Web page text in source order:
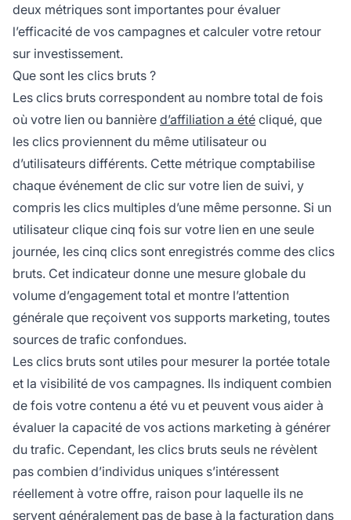
deux métriques sont importantes pour évaluer
l’efficacité de vos campagnes et calculer votre retour
sur investissement.
Que sont les clics bruts ?
Les clics bruts correspondent au nombre total de fois
où votre lien ou bannière d’affiliation a été cliqué, que
les clics proviennent du même utilisateur ou
d’utilisateurs différents. Cette métrique comptabilise
chaque événement de clic sur votre lien de suivi, y
compris les clics multiples d’une même personne. Si un
utilisateur clique cinq fois sur votre lien en une seule
journée, les cinq clics sont enregistrés comme des clics
bruts. Cet indicateur donne une mesure globale du
volume d’engagement total et montre l’attention
générale que reçoivent vos supports marketing, toutes
sources de trafic confondues.
Les clics bruts sont utiles pour mesurer la portée totale
et la visibilité de vos campagnes. Ils indiquent combien
de fois votre contenu a été vu et peuvent vous aider à
évaluer la capacité de vos actions marketing à générer
du trafic. Cependant, les clics bruts seuls ne révèlent
pas combien d’individus uniques s’intéressent
réellement à votre offre, raison pour laquelle ils ne
servent généralement pas de base à la facturation dans